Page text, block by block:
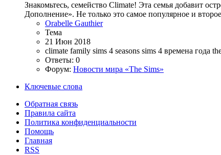
Знакомьтесь, семейство Climate! Эта семья добавит
Дополнение». Не только это самое популярное и
Orabelle Gauthier
Тема
21 Июн 2018
climate family sims 4 seasons sims 4 времена года
Ответы: 0
Форум: Новости мира «The Sims»
Ключевые слова
Обратная связь
Правила сайта
Политика конфиденциальности
Помощь
Главная
RSS